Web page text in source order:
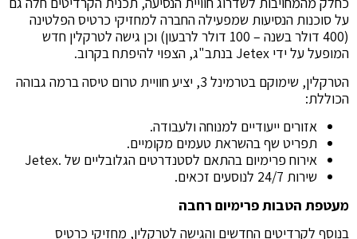
על סוכנות הנסיעות שמפעילה החברה למחזיקי כרטיס הפלטינה
(400 דולר בשנה – 100 דולר לרבעון) וכן גישה לטרקלין חדש
המופעל על ידי Jetex בנתב"ג, הצפוי להיפתח בקרוב.
הטרקלין, שימוקם בטרמינל 3, יציע חוויית טרום טיסה ברמה גבוהה
הכוללת:
אזורים ייעודיים למנוחה ולעבודה.
תפריט שף בהשראת טעמים מקומיים.
אירוח פרימיום בהתאם לסטנדרטים הגלובליים של .Jetex
שירות 24/7 לנוסעים זכאים.
מעטפת הטבות פרימיום רחבה
בנוסף לקרדיטים החדשים והגישה לטרקלין, מחזיקי כרטיס